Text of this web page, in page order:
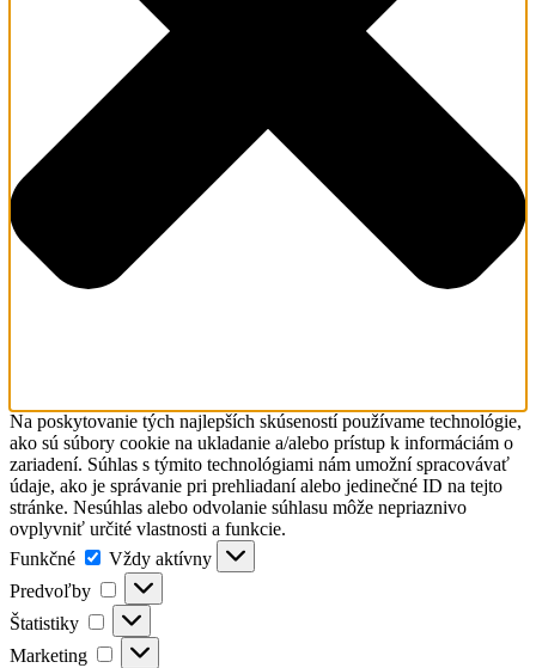
Na poskytovanie tých najlepších skúseností používame technológie,
ako sú súbory cookie na ukladanie a/alebo prístup k informáciám o
zariadení. Súhlas s týmito technológiami nám umožní spracovávať
údaje, ako je správanie pri prehliadaní alebo jedinečné ID na tejto
stránke. Nesúhlas alebo odvolanie súhlasu môže nepriaznivo
ovplyvniť určité vlastnosti a funkcie.
Funkčné
Funkčné
Vždy aktívny
Predvoľby
Predvoľby
Štatistiky Štatistiky
Marketing Marketing